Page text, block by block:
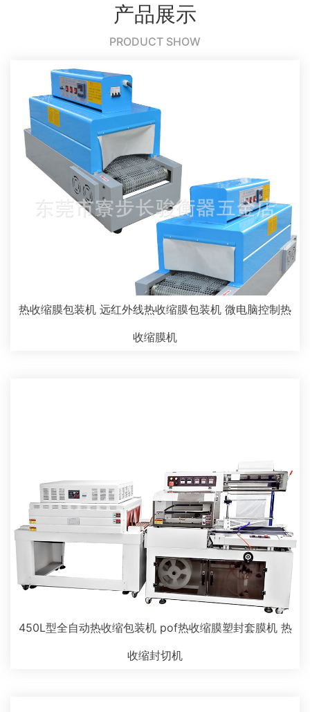
产品展示
PRODUCT SHOW
热收缩膜包装机 远红外线热收缩膜包装机 微电脑控制热
收缩膜机
450L型全自动热收缩包装机 pof热收缩膜塑封套膜机 热
收缩封切机